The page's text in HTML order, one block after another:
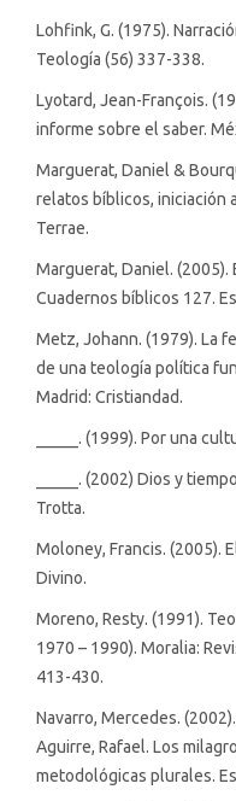
Lohfink, G. (1975).
Teología (56) 337-338.
Lyotard, Jean-François.
informe sobre el saber.
Marguerat, Daniel &
relatos bíblicos, iniciación
Terrae.
Marguerat, Daniel.
Cuadernos bíblicos 127.
Metz, Johann. (1979). La
de una teología política
Madrid: Cristiandad.
_____. (1999). Por una
_____. (2002) Dios y
Trotta.
Moloney, Francis. (2005).
Divino.
Moreno, Resty. (1991).
1970 – 1990). Moralia:
413-430.
Navarro, Mercedes.
Aguirre, Rafael. Los
metodológicas plurales.